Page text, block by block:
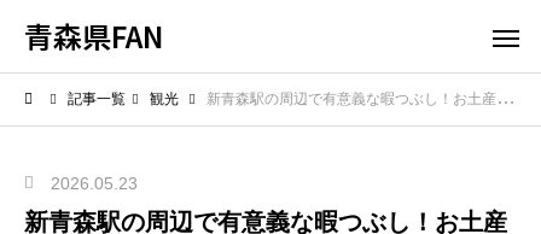
青森県FAN
記事一覧 観光 新青森駅の周辺で有意義な暇つぶし！お土産選びから絶品グルメまで
2026.05.23
新青森駅の周辺で有意義な暇つぶし！お土産